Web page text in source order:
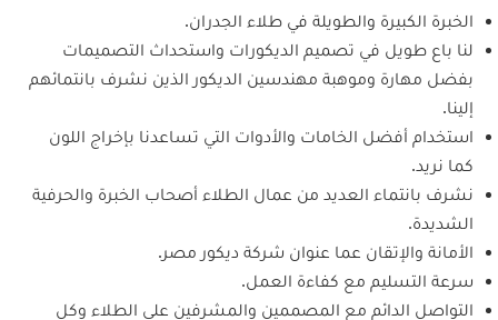
الخبرة الكبيرة والطويلة في طلاء الجدران.
لنا باع طويل في تصميم الديكورات واستحداث التصميمات
بفضل مهارة وموهبة مهندسين الديكور الذين نشرف بانتمائهم
إلينا.
استخدام أفضل الخامات والأدوات التي تساعدنا بإخراج اللون
كما نريد.
نشرف بانتماء العديد من عمال الطلاء أصحاب الخبرة والحرفية
الشديدة.
الأمانة والإتقان عما عنوان شركة ديكور مصر.
سرعة التسليم مع كفاءة العمل.
التواصل الدائم مع المصممين والمشرفين على الطلاء وكل